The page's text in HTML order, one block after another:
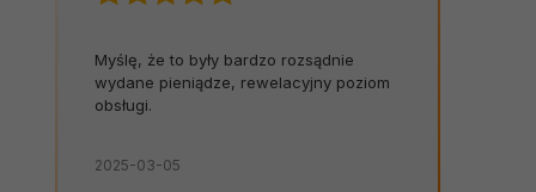
Myślę, że to były bardzo rozsądnie
wydane pieniądze, rewelacyjny poziom
obsługi.
2025-03-05